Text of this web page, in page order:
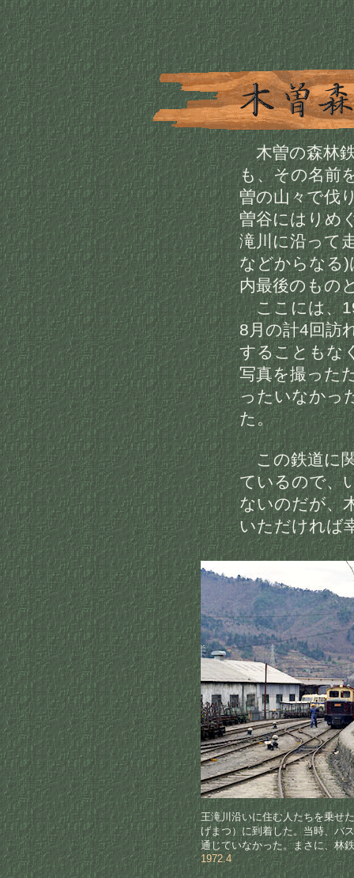
木曽の森林鉄
も、その名前
曽の山々で伐
曽谷にはりめ
滝川に沿って
などからなる)
内最後のもの
ここには、
8月の計4回訪
することもな
写真を撮った
ったいなかっ
た。
この鉄道に関
ているので、
ないのだが、
いただければ
王滝川沿いに住む人たちを乗せ
げまつ）に到着した。当時、バ
通じていなかった。まさに、林
1972.4